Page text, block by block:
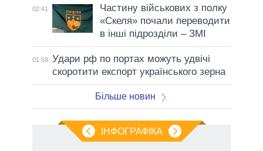
02:41
Частину військових з полку
«Скеля» почали переводити
в інші підрозділи – ЗМІ
01:59 Удари рф по портах можуть удвічі
скоротити експорт українського зерна
Більше новин
ІНФОГРАФІКА